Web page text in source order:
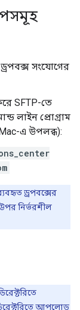
সংযোগের
SFTP-তে
লাইন প্রোগ্রাম
এ উপলব্ধ):
ড্রপবক্সের
নির্ভরশীল
আপলোড